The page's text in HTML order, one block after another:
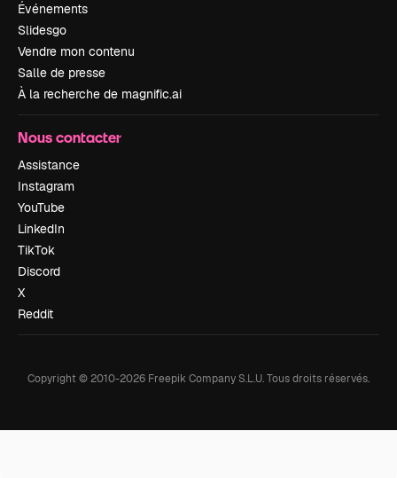
Événements
Slidesgo
Vendre mon contenu
Salle de presse
À la recherche de magnific.ai
Nous contacter
Assistance
Instagram
YouTube
LinkedIn
TikTok
Discord
X
Reddit
Copyright © 2010-2026 Freepik Company S.L.U.Tous droits réservés.